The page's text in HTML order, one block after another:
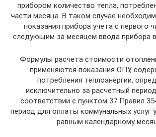
прибором количество тепла,
части месяца. В таком случае
показания прибора учета с первого
следующим за месяцем ввода прибора
Формулы расчета стоимости
применяются показания ОПУ,
потребления теплоэнергии,
исключительно за расчетный
соответствии с пунктом 37 Правил
период для оплаты коммунальных услуг
равным календарному